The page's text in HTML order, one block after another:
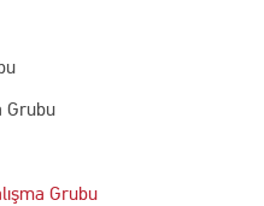
Grubu
Grubu